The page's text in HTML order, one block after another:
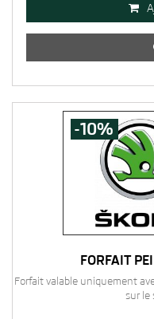

-10%
FORFAIT
Forfait valable uniquement
sur le